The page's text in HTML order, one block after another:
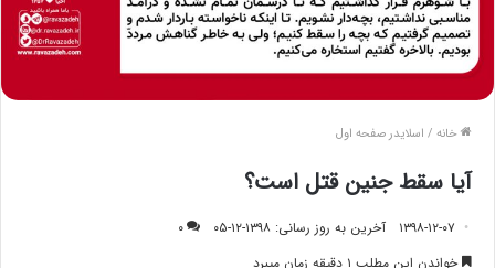
خانه / اسلایدر صفحه اول
آیا سقط جنین قتل است؟
۱۳۹۸-۱۲-۰۷ آخرین به روز رسانی: ۱۳۹۸-۱۲-۰۵
۰
خواندن این مطلب ۱ دقیقه زمان میبرد